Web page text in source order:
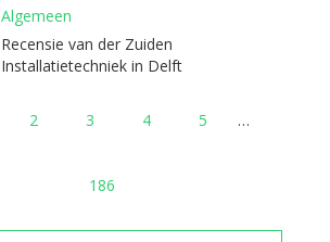
Algemeen
Recensie van der Zuiden
Installatietechniek in Delft
2 3 4 5 …
186